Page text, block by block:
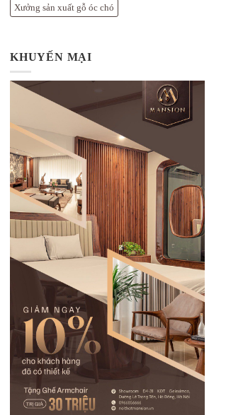
Xưởng sản xuất gỗ óc chó
KHUYẾN MẠI